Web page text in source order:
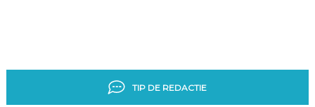
TIP DE REDACTIE